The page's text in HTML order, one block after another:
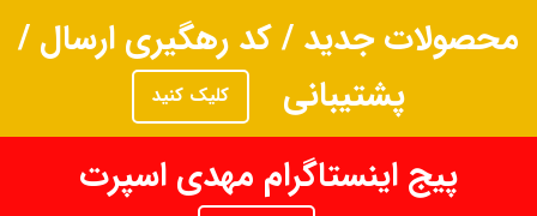
محصولات جدید / کد رهگیری ارسال /
پشتیبانی
کلیک کنید
پیج اینستاگرام مهدی اسپرت